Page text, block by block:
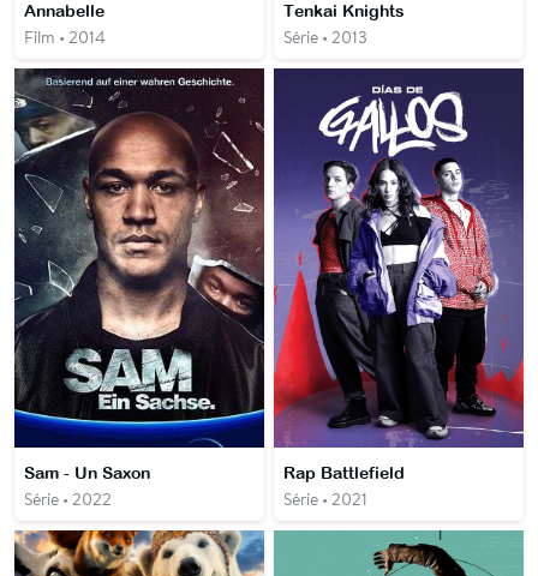
Annabelle
Film • 2014
Tenkai Knights
Série • 2013
Sam - Un Saxon
Série • 2022
Rap Battlefield
Série • 2021